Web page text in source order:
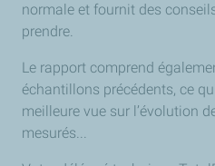
normale et fournit des
prendre.
Le rapport comprend
échantillons précédents, ce
meilleure vue sur l’évolution
mesurés...